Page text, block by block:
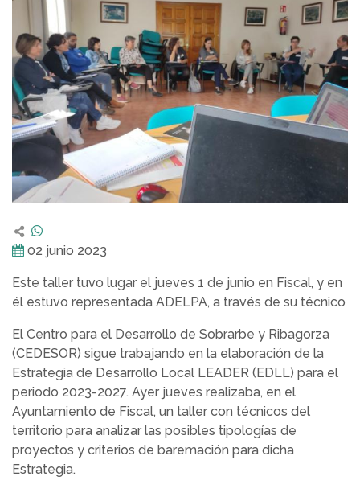
02 junio 2023
Este taller tuvo lugar el jueves 1 de junio en Fiscal, y en
él estuvo representada ADELPA, a través de su técnico
El Centro para el Desarrollo de Sobrarbe y Ribagorza
(CEDESOR) sigue trabajando en la elaboración de la
Estrategia de Desarrollo Local LEADER (EDLL) para el
periodo 2023-2027. Ayer jueves realizaba, en el
Ayuntamiento de Fiscal, un taller con técnicos del
territorio para analizar las posibles tipologías de
proyectos y criterios de baremación para dicha
Estrategia.